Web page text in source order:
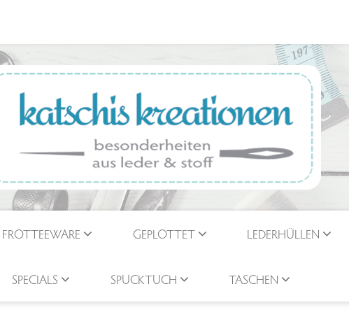
FROTTEEWARE GEPLOTTET LEDERHÜLLEN
SPECIALS SPUCKTUCH TASCHEN